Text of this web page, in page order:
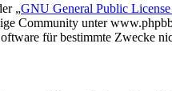
„GNU General Public
Community unter
für bestimmte Zwecke